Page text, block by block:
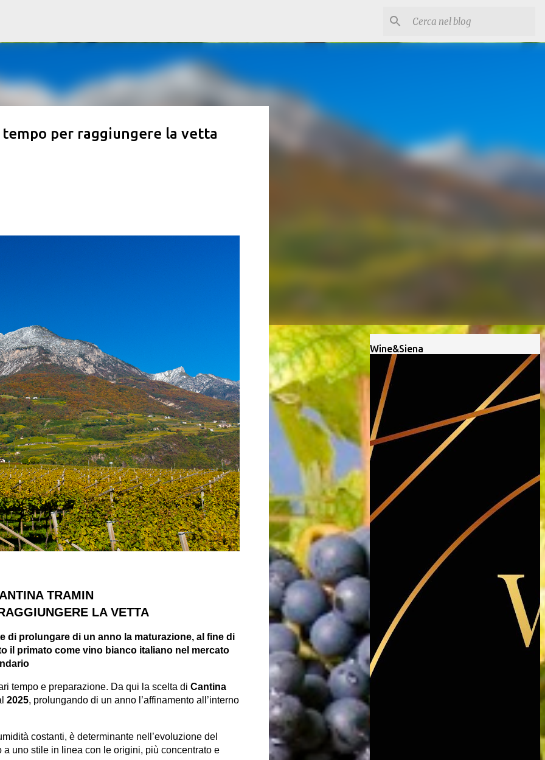
per raggiungere la vetta
TRAMIN
LA VETTA
di prolungare di un anno la maturazione, al fine di
il primato come vino bianco italiano nel mercato
tempo e preparazione. Da qui la scelta di Cantina
2025, prolungando di un anno l’affinamento all’interno
costanti, è determinante nell’evoluzione del
uno stile in linea con le origini, più concentrato e
Wine&Siena